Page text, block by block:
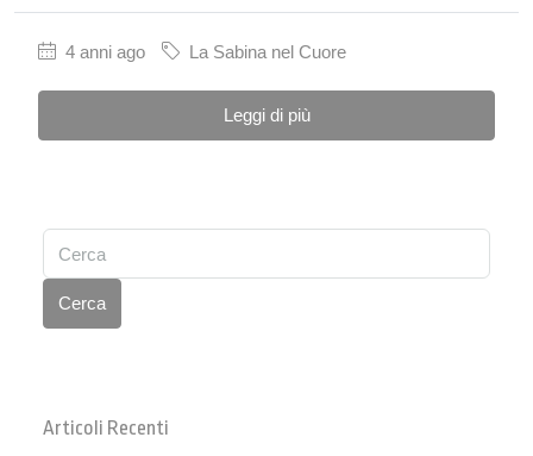
4 anni ago La Sabina nel Cuore
Leggi di più
Cerca
Articoli Recenti